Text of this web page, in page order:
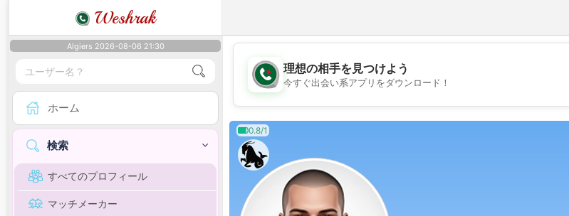
Weshrak
Algiers 2026-08-06 21:30
ホーム
検索
すべてのプロフィール
マッチメーカー
💖
理想の相手を見つけよう
今すぐ出会い系アプリをダウンロード！
0.8/1